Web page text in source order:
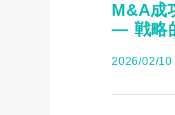
M&A成
― 戦略
2026/02/10